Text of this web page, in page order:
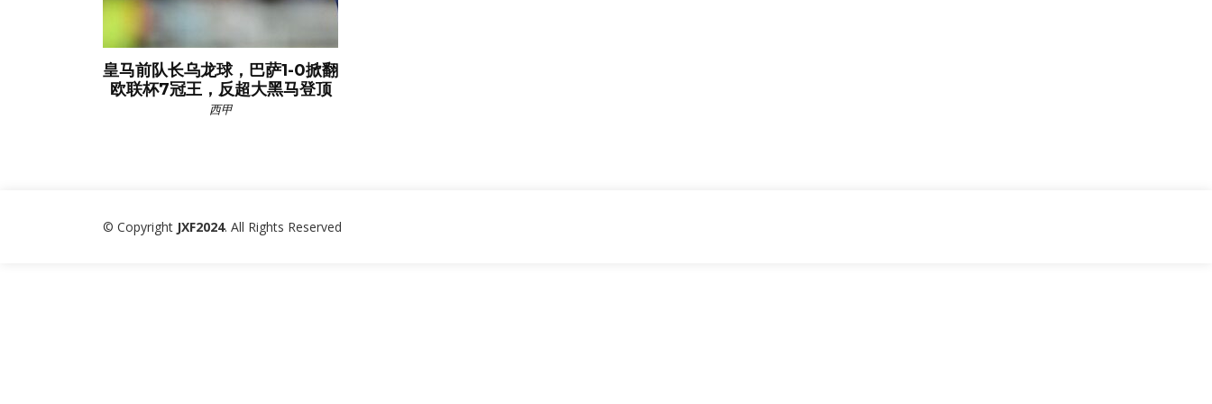
皇马前队长乌龙球，巴萨1-0掀翻
欧联杯7冠王，反超大黑马登顶
西甲
© Copyright JXF2024. All Rights Reserved